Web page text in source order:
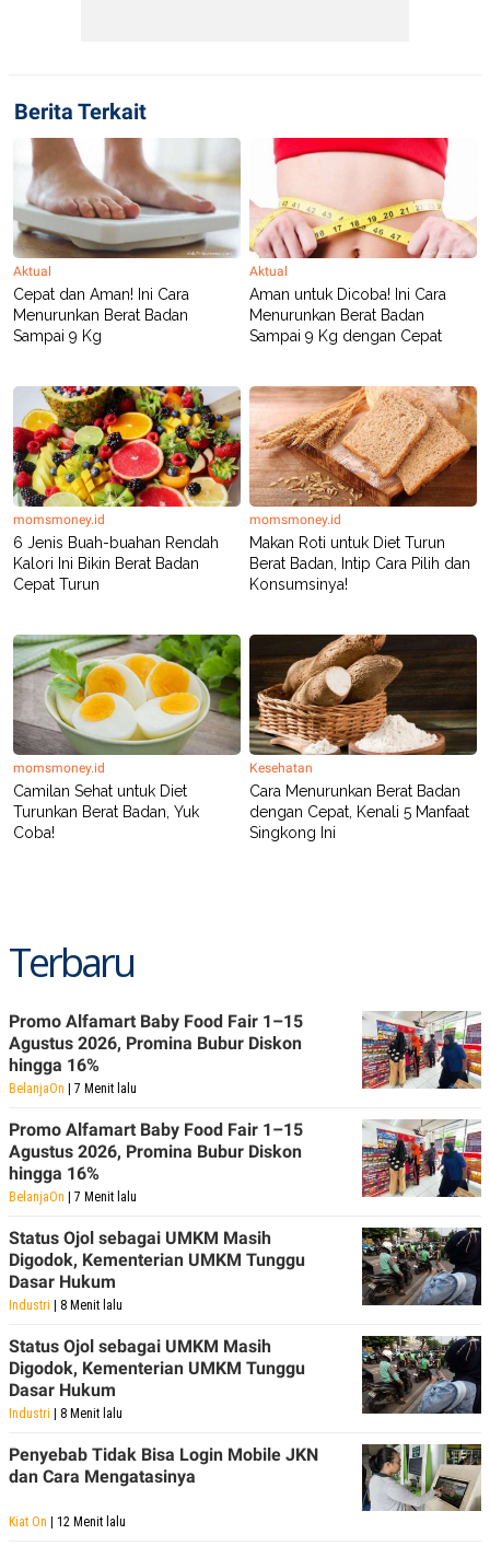
Berita Terkait
Aktual
Cepat dan Aman! Ini Cara
Menurunkan Berat Badan
Sampai 9 Kg
Aktual
Aman untuk Dicoba! Ini Cara
Menurunkan Berat Badan
Sampai 9 Kg dengan Cepat
momsmoney.id
6 Jenis Buah-buahan Rendah
Kalori Ini Bikin Berat Badan
Cepat Turun
momsmoney.id
Makan Roti untuk Diet Turun
Berat Badan, Intip Cara Pilih dan
Konsumsinya!
momsmoney.id
Camilan Sehat untuk Diet
Turunkan Berat Badan, Yuk
Coba!
Kesehatan
Cara Menurunkan Berat Badan
dengan Cepat, Kenali 5 Manfaat
Singkong Ini
Terbaru
Promo Alfamart Baby Food Fair 1–15
Agustus 2026, Promina Bubur Diskon
hingga 16%
BelanjaOn | 7 Menit lalu
Promo Alfamart Baby Food Fair 1–15
Agustus 2026, Promina Bubur Diskon
hingga 16%
BelanjaOn | 7 Menit lalu
Status Ojol sebagai UMKM Masih
Digodok, Kementerian UMKM Tunggu
Dasar Hukum
Industri | 8 Menit lalu
Status Ojol sebagai UMKM Masih
Digodok, Kementerian UMKM Tunggu
Dasar Hukum
Industri | 8 Menit lalu
Penyebab Tidak Bisa Login Mobile JKN
dan Cara Mengatasinya
Kiat On | 12 Menit lalu